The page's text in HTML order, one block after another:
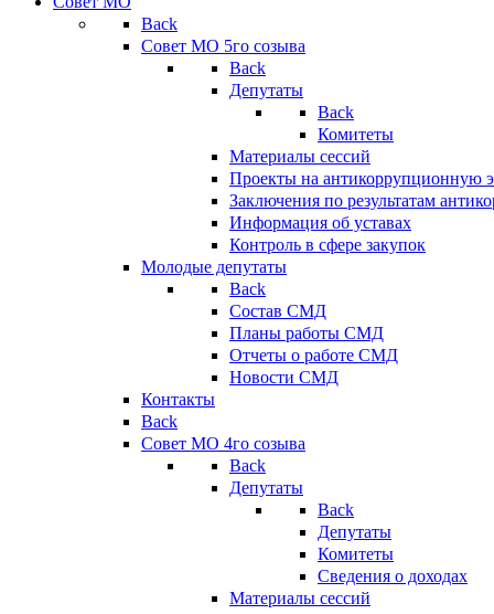
Back
Совет МО 5го созыва
Back
Депутаты
Back
Комитеты
Материалы сессий
Проекты на антикоррупционную
Заключения по результатам
Информация об уставах
Контроль в сфере закупок
Молодые депутаты
Back
Состав СМД
Планы работы СМД
Отчеты о работе СМД
Новости СМД
Контакты
Back
Совет МО 4го созыва
Back
Депутаты
Back
Депутаты
Комитеты
Сведения о доходах
Материалы сессий